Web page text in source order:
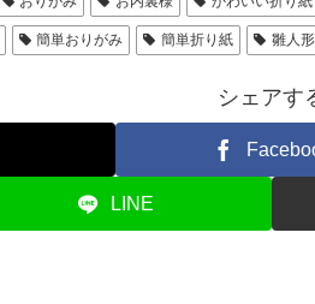
簡単おりがみ 簡単折り紙 雛人形
シェアす
LINE